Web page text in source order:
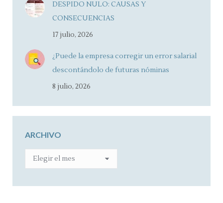
DESPIDO NULO: CAUSAS Y
CONSECUENCIAS
17 julio, 2026
¿Puede la empresa corregir un error salarial
descontándolo de futuras nóminas
8 julio, 2026
ARCHIVO
ARCHIVO